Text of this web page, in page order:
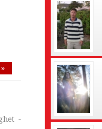
-